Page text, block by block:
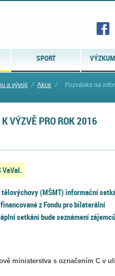
SPORT
a vývoji ⁄ Akce ⁄ Pozvánka na
VÝZVĚ PRO ROK 2016
(MŠMT) informační
z Fondu pro bilaterální
setkání bude seznámení zájemců
ministerstva s označením C v